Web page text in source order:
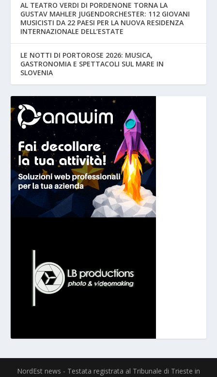
AL TEATRO VERDI DI PORDENONE TORNA LA
GUSTAV MAHLER JUGENDORCHESTER: 112 GIOVANI
MUSICISTI DA 22 PAESI PER LA NUOVA RESIDENZA
INTERNAZIONALE DELL’ESTATE
LE NOTTI DI PORTOROSE 2026: MUSICA,
GASTRONOMIA E SPETTACOLI SUL MARE IN
SLOVENIA
NordEst news - Testata registrata al Tribunale di Trieste in